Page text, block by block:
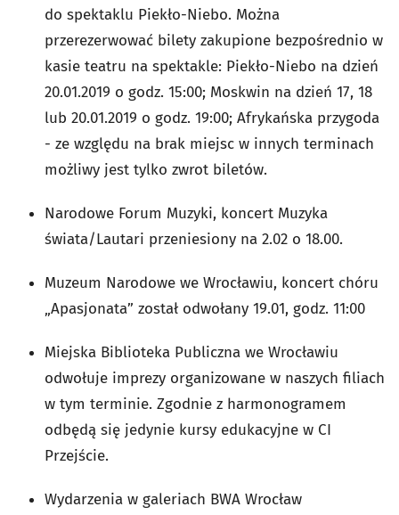
do spektaklu Piekło-Niebo. Można
przerezerwować bilety zakupione bezpośrednio w
kasie teatru na spektakle: Piekło-Niebo na dzień
20.01.2019 o godz. 15:00; Moskwin na dzień 17, 18
lub 20.01.2019 o godz. 19:00; Afrykańska przygoda
- ze względu na brak miejsc w innych terminach
możliwy jest tylko zwrot biletów.
Narodowe Forum Muzyki, koncert Muzyka
świata/Lautari przeniesiony na 2.02 o 18.00.
Muzeum Narodowe we Wrocławiu, koncert chóru
„Apasjonata” został odwołany 19.01, godz. 11:00
Miejska Biblioteka Publiczna we Wrocławiu
odwołuje imprezy organizowane w naszych filiach
w tym terminie. Zgodnie z harmonogramem
odbędą się jedynie kursy edukacyjne w CI
Przejście.
Wydarzenia w galeriach BWA Wrocław